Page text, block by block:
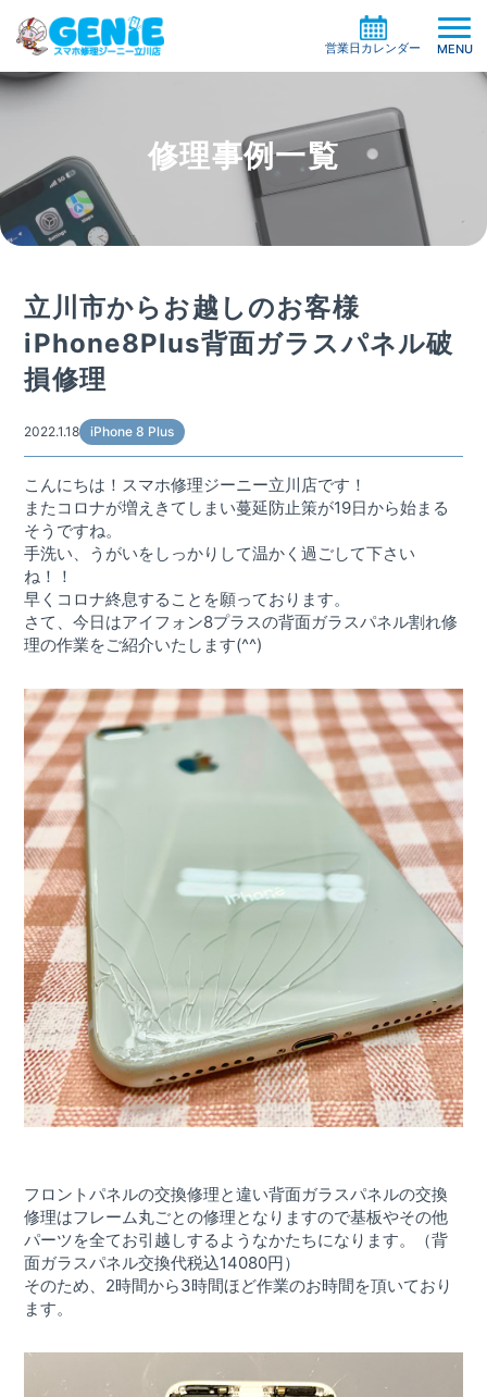
MENU
営業日カレンダー
修理料金の検索
機種一覧から探す
症状別一覧から探す
買取サービス
ケイタイサポート
修理の流れ
お役立ち情報
お客様の声
よくある質問
店舗情報
お知らせ
屋号を替えずに総務省登録修理業者として運営を
希望する修理店様へ
割引キャンペーン
お問い合わせ
修理事例一覧
立川市からお越しのお客様
iPhone8Plus背面ガラスパネル破
損修理
2022.1.18 iPhone 8 Plus
こんにちは！スマホ修理ジーニー立川店です！
またコロナが増えきてしまい蔓延防止策が19日から始まる
そうですね。
手洗い、うがいをしっかりして温かく過ごして下さい
ね！！
早くコロナ終息することを願っております。
さて、今日はアイフォン8プラスの背面ガラスパネル割れ修
理の作業をご紹介いたします(^^)
フロントパネルの交換修理と違い背面ガラスパネルの交換
修理はフレーム丸ごとの修理となりますので基板やその他
パーツを全てお引越しするようなかたちになります。（背
面ガラスパネル交換代税込14080円）
そのため、2時間から3時間ほど作業のお時間を頂いており
ます。